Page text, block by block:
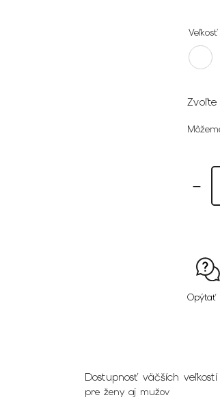
Veľkosť
Opýtať
Dostupnosť väčších veľkostí
pre ženy aj mužov